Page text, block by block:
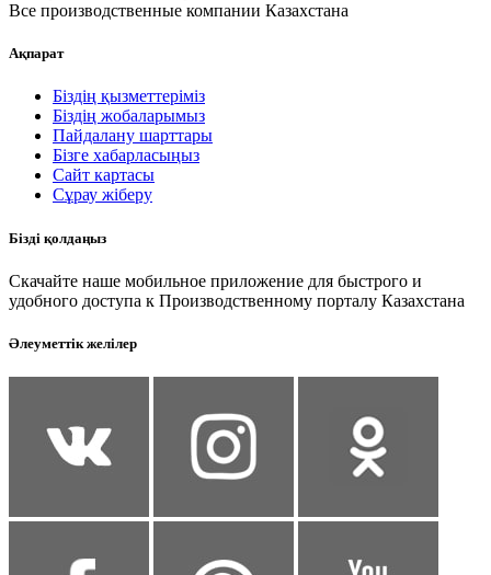
Все производственные компании Казахстана
Ақпарат
Біздің қызметтеріміз
Біздің жобаларымыз
Пайдалану шарттары
Бізге хабарласыңыз
Сайт картасы
Сұрау жіберу
Бізді қолдаңыз
Скачайте наше мобильное приложение для быстрого и
удобного доступа к Производственному порталу Казахстана
Әлеуметтік желілер